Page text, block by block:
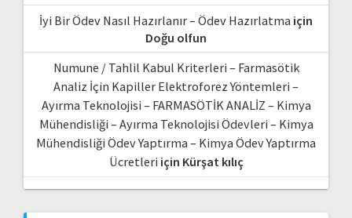
İyi Bir Ödev Nasıl Hazırlanır – Ödev Hazırlatma için
Doğu olfun
Numune / Tahlil Kabul Kriterleri – Farmasötik
Analiz İçin Kapiller Elektroforez Yöntemleri –
Ayırma Teknolojisi – FARMASÖTİK ANALİZ – Kimya
Mühendisliği – Ayırma Teknolojisi Ödevleri – Kimya
Mühendisliği Ödev Yaptırma – Kimya Ödev Yaptırma
Ücretleri için Kürşat kılıç